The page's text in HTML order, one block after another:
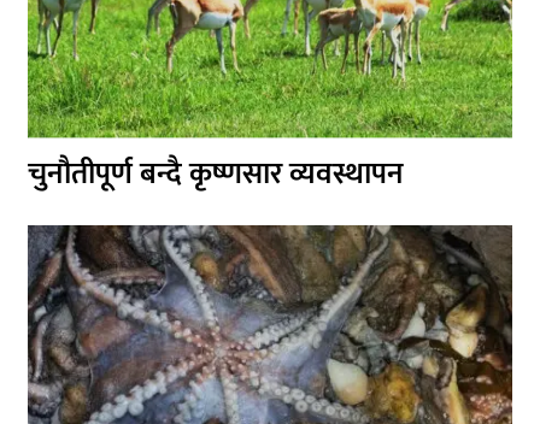
चुनौतीपूर्ण बन्दै कृष्णसार व्यवस्थापन